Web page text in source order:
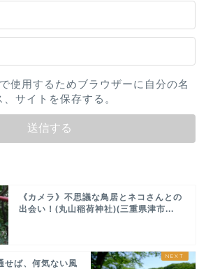
使用するためブラウザーに自分の名
サイトを保存する。
《カメラ》不思議な鳥居とネコさんとの
出会い！(丸山稲荷神社)(三重県津市...
せば、何気ない風